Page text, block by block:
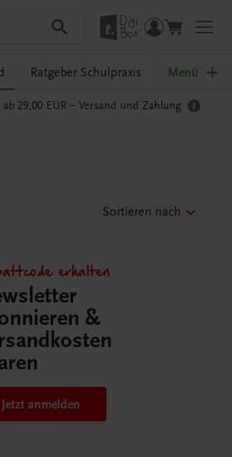
Ratgeber Schulpraxis Menü
ab 29,00 EUR – Versand und Zahlung
Sortieren nach
erhalten
&
Jetzt anmelden